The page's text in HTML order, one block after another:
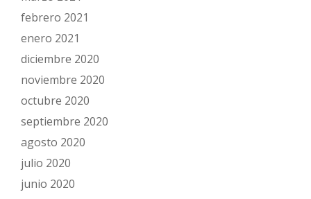
febrero 2021
enero 2021
diciembre 2020
noviembre 2020
octubre 2020
septiembre 2020
agosto 2020
julio 2020
junio 2020